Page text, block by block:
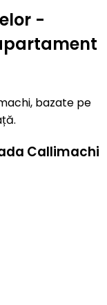
-
bazate pe
Callimachi